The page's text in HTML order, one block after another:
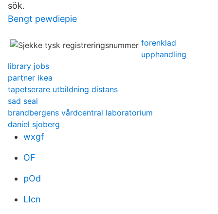
sök.
Bengt pewdiepie
forenklad
upphandling
library jobs
partner ikea
tapetserare utbildning distans
sad seal
brandbergens vårdcentral laboratorium
daniel sjoberg
wxgf
OF
pOd
LIcn